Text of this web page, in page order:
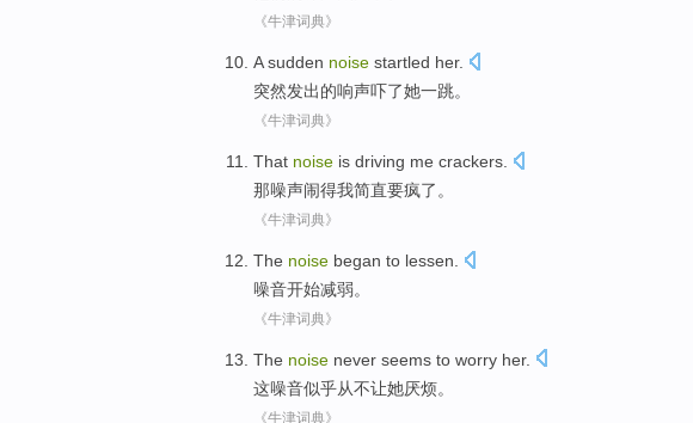
《牛津词典》
A sudden noise startled her.
突然发出的响声吓了她一跳。
《牛津词典》
That noise is driving me crackers
那噪声闹得我简直要疯了。
《牛津词典》
The noise began to lessen
噪音开始减弱。
《牛津词典》
The noise never seems to worry her.
这噪音似乎从不让她厌烦。
《牛津词典》